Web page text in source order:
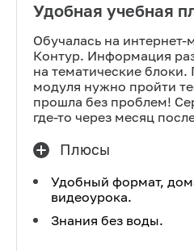
Удобная учебная
Обучалась на
Контур. Информация
на тематические
модуля нужно пройти
прошла без проблем!
где-то через месяц
Плюсы
Удобный формат,
видеоурока.
Знания без воды.